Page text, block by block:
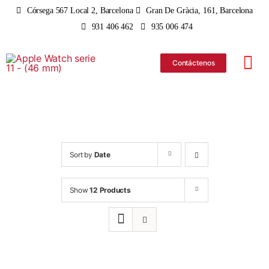
Skip
Córsega 567 Local 2, Barcelona
Gran De Gràcia, 161, Barcelona
931 406 462
935 006 474
Contáctenos
Sort by Date
Show12 Products